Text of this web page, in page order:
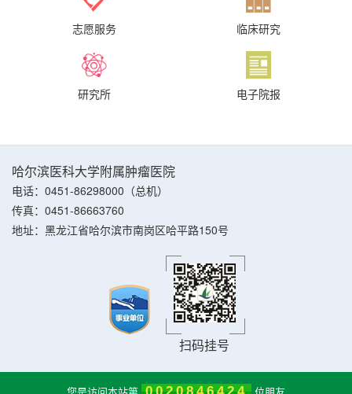
志愿服务 临床研究
研究所 电子院报
哈尔滨医科大学附属肿瘤医院
电话：0451-86298000（总机）
传真：0451-86663760
地址：黑龙江省哈尔滨市南岗区哈平路150号
扫码挂号